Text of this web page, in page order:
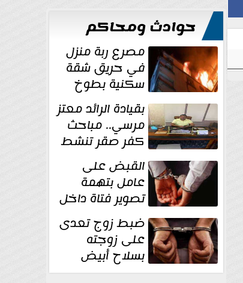
حوادث ومحاكم
مصرع ربة منزل
في حريق شقة
سكنية بطوخ
بقيادة الرائد معتز
مرسي.. مباحث
كفر صقر تنشط
بقوة وتوجه
ضربات أمنية... القبض على
عامل بتهمة
تصوير فتاة داخل
غرفة تغيير
الملابس بمحل في...ضبط زوج تعدى
على زوجته
بسلاح أبيض
وأصابها بجرح